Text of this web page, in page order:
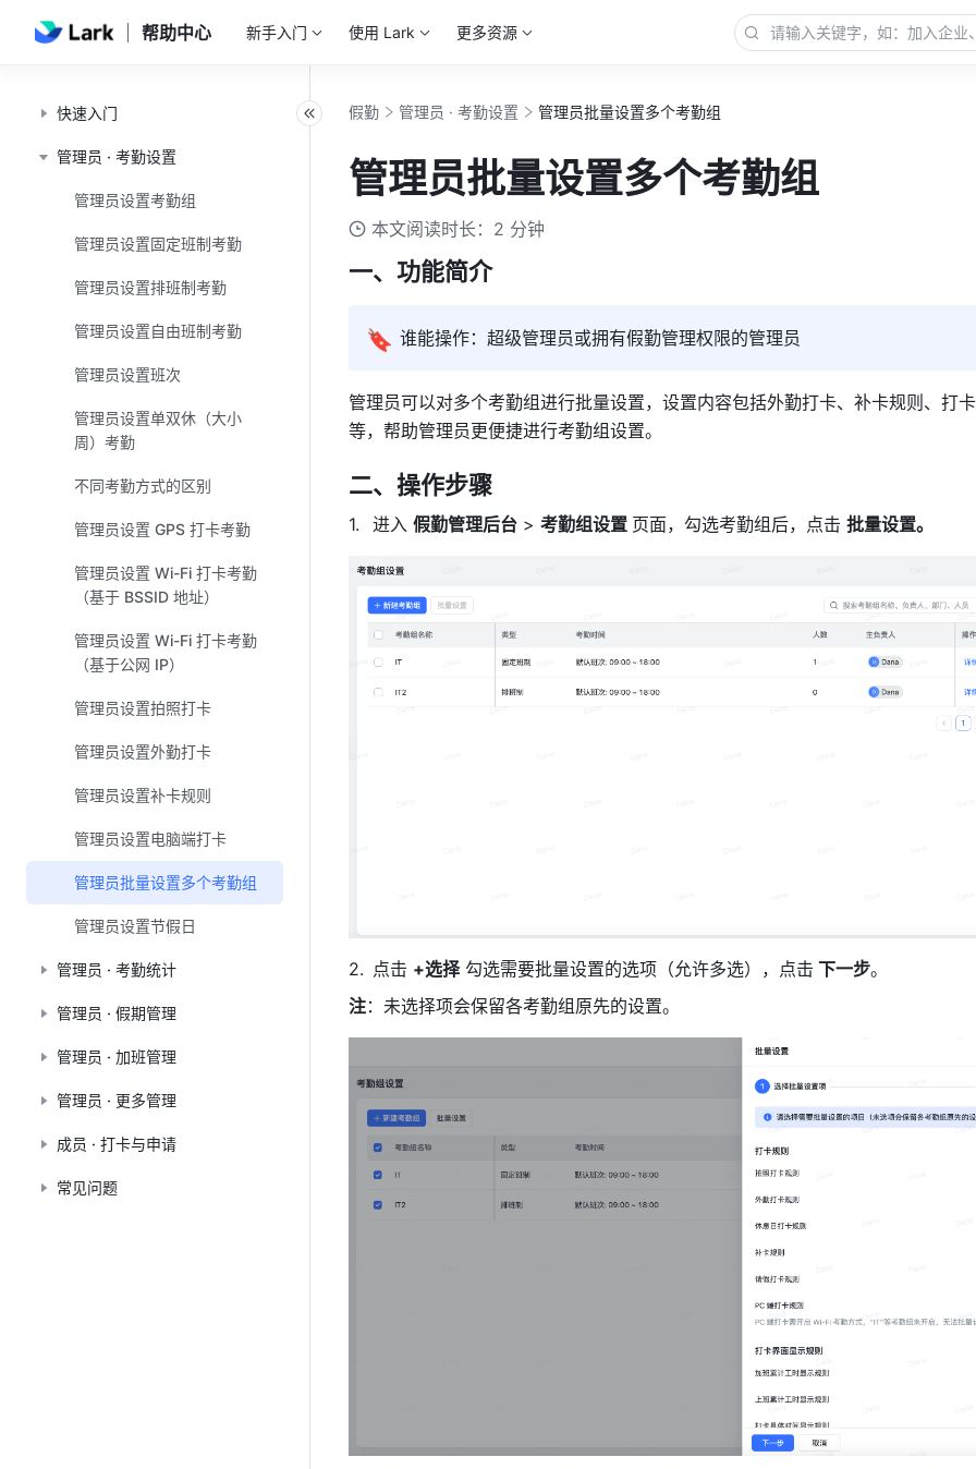
帮助中心 新手入门 使用 Lark 更多资源
快速入门
管理员 · 考勤设置
管理员设置考勤组
管理员设置固定班制考勤
管理员设置排班制考勤
管理员设置自由班制考勤
管理员设置班次
管理员设置单双休（大小
周）考勤
不同考勤方式的区别
管理员设置 GPS 打卡考勤
管理员设置 Wi-Fi 打卡考勤
（基于 BSSID 地址）
管理员设置 Wi-Fi 打卡考勤
（基于公网 IP）
管理员设置拍照打卡
管理员设置外勤打卡
管理员设置补卡规则
管理员设置电脑端打卡
管理员批量设置多个考勤组
管理员设置节假日
管理员 · 考勤统计
管理员 · 假期管理
管理员 · 加班管理
管理员 · 更多管理
成员 · 打卡与申请
常见问题
假勤 管理员 · 考勤设置 管理员批量设置多个考勤组
管理员批量设置多个考勤组
本文阅读时长：2 分钟
一、功能简介
🔖 谁能操作：超级管理员或拥有假勤管理权限的管理员
管理员可以对多个考勤组进行批量设置，设置内容包括外勤打卡、补卡规则、打
等， 帮助管理员更便捷进行考勤组设置。
二、操作步骤
进入 假勤管理后台 > 考勤组设置 页面， 勾选考勤组后， 点击 批量设置。
点击 +选择 勾选需要批量设置的选项 （允许多选） ，点击 下一步。
注：未选择项会保留各考勤组原先的设置。